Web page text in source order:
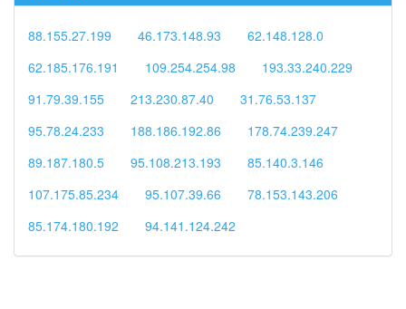
88.155.27.199 46.173.148.93
62.148.128.0
62.185.176.191
109.254.254.98
193.33.240.229
91.79.39.155
213.230.87.40
31.76.53.137
95.78.24.233
188.186.192.86
178.74.239.247
89.187.180.5
95.108.213.193
85.140.3.146
107.175.85.234
95.107.39.66
78.153.143.206
85.174.180.192
94.141.124.242